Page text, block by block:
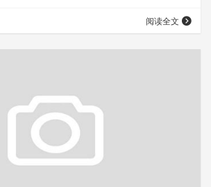
爬素材资源网：http://pasucai.com/
C4D之家：https:/…
阅读全文